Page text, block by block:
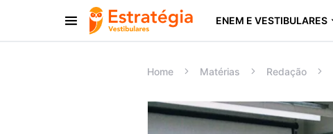
ENEM E VESTIBULARES
Procurar:
Home Matérias Redação